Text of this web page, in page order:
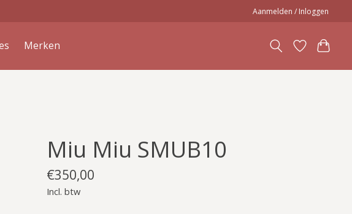
Aanmelden / Inloggen
Merken
Miu Miu SMUB10
€350,00
Incl. btw